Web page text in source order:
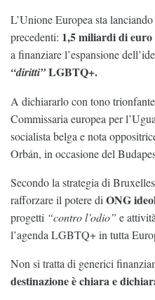
L’Unione Europea sta
precedenti: 1,5 miliardi di euro
a finanziare l’espansione
“diritti”LGBTQ+.
A dichiararlo con tono trionfante
Commissaria europea per
socialista belga e nota
Orbán, in occasione del
Secondo la strategia di
rafforzare il potere di ONG
progetti “contro l’odio” e
l’agenda LGBTQ+ in tutta
Non si tratta di generici
destinazione è chiara e